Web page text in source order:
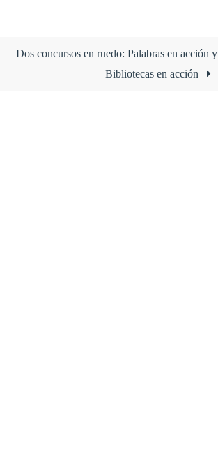
Dos concursos en ruedo: Palabras en acción y
Bibliotecas en acción